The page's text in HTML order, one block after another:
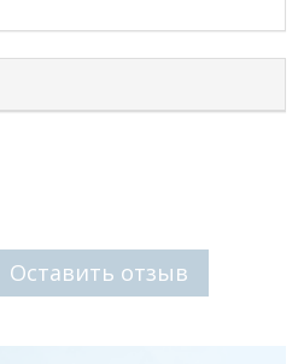
Оставить отзыв